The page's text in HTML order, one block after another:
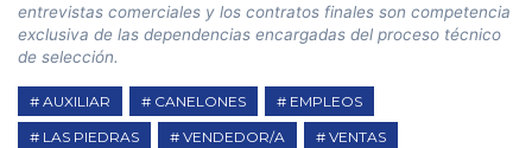
entrevistas comerciales y los contratos finales son competencia
exclusiva de las dependencias encargadas del proceso técnico
de selección.
AUXILIAR CANELONES
EMPLEOS
LAS PIEDRAS
VENDEDOR/A VENTAS